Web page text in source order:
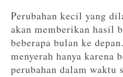
Perubahan kecil yang
akan memberikan hasil
beberapa bulan ke
menyerah hanya karena
perubahan dalam waktu